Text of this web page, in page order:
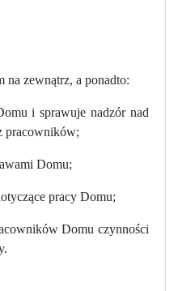
na zewnątrz, a ponadto:
i sprawuje nadzór nad
pracowników;
Domu;
pracy Domu;
Domu czynności